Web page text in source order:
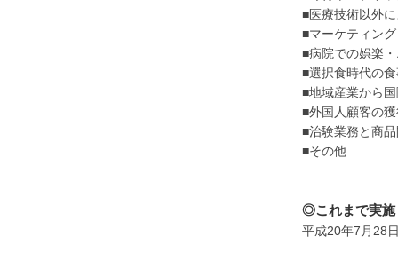
■医療技術以外
■マーケティン
■病院での娯楽
■選択食時代の
■地域産業から
■外国人顧客の
■治験業務と商
■その他
◎これまで実施
平成20年7月28